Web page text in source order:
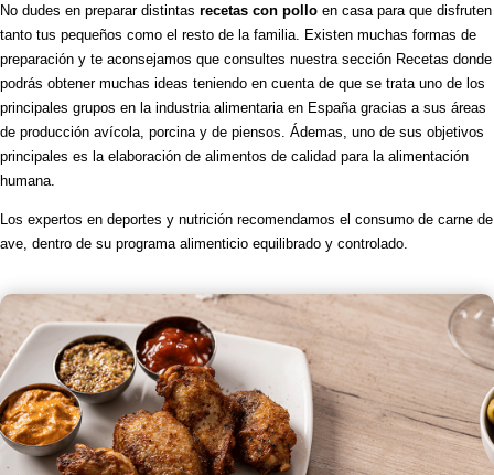
No dudes en preparar distintas recetas con pollo en casa para que disfruten
tanto tus pequeños como el resto de la familia. Existen muchas formas de
preparación y te aconsejamos que consultes nuestra sección Recetas donde
podrás obtener muchas ideas teniendo en cuenta de que se trata uno de los
principales grupos en la industria alimentaria en España gracias a sus áreas
de producción avícola, porcina y de piensos. Ádemas, uno de sus objetivos
principales es la elaboración de alimentos de calidad para la alimentación
humana.
Los expertos en deportes y nutrición recomendamos el consumo de carne de
ave, dentro de su programa alimenticio equilibrado y controlado.